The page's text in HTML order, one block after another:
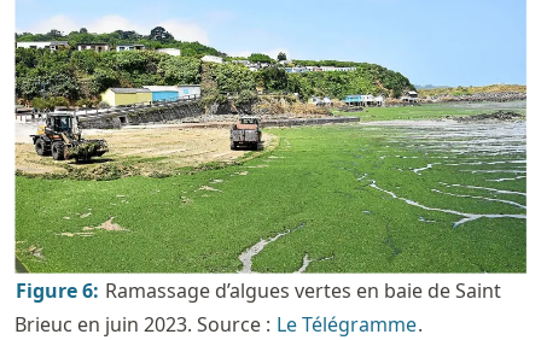
Figure6: Ramassage d’algues vertes en baie de Saint
Brieuc en juin 2023. Source : Le Télégramme.